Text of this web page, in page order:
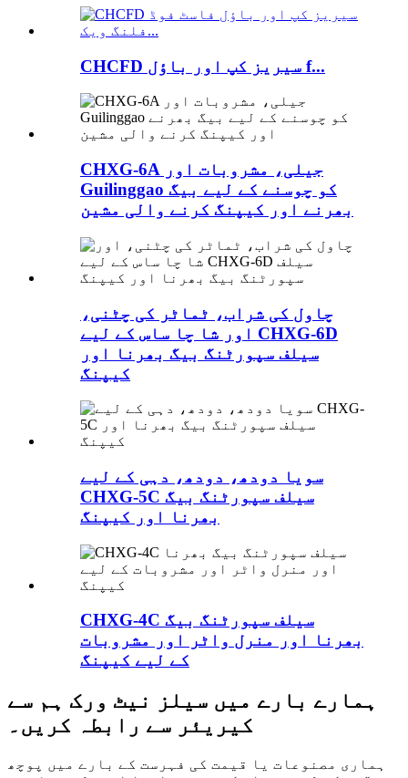
CHCFD سیریز کپ اور باؤل f...
CHXG-6A جیلی، مشروبات اور
Guilinggao کو چوسنے کے لیے بیگ
بھرنے اور کیپنگ کرنے والی مشین
چاول کی شراب، ٹماٹر کی چٹنی،
اور شا چا ساس کے لیے CHXG-6D
سیلف سپورٹنگ بیگ بھرنا اور
کیپنگ
سویا دودھ، دودھ، دہی کے لیے
CHXG-5C سیلف سپورٹنگ بیگ
بھرنا اور کیپنگ
CHXG-4C سیلف سپورٹنگ بیگ
بھرنا اور منرل واٹر اور مشروبات
کے لیے کیپنگ
ہمارے بارے میں سیلز نیٹ ورک ہم سے
کیریئر سے رابطہ کریں۔
ہماری مصنوعات یا قیمت کی فہرست کے بارے میں پوچھ